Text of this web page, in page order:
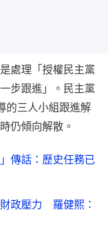
處理「授權民主黨
步跟進」。民主黨
的三人小組跟進解
仍傾向解散。
傳話：歷史任務已
政壓力 羅健熙：